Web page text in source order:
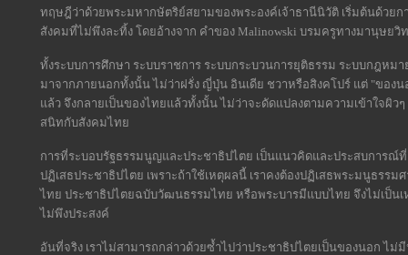
ทฤษฎีว่าด้วยพระมหากษัตริย์สยามของพระองค์เจ้าธานีนิวัติ เริ่มต้นด้วย
สังคมที่ไม่พึงละทิ้ง โดยอ้างจาก คำของ Malinowski บรมครูทางมานุษย
ทั้งระบบการศึกษา ระบบราชการ ระบบกระบวนการยุติธรรม ระบบกฎหม
มาจากภายนอกทั้งนั้น ไม่ว่าฝรั่ง ญี่ปุ่น อินเดีย ชวาหรือสิงคโปร์ แต่ "ของ
แล้ว จึงกลายเป็นของไทยแล้วทั้งนั้น ไม่ว่าจะดัดแปลงตามความเข้าใจผิว
สนิทกับสังคมไทย
การที่ระบอบรัฐธรรมนูญและประชาธิปไตย เป็นแนวคิดและประสบการณ์
ปฏิเสธประชาธิปไตย เพราะถ้าใช้เหตุผลนี้ เราคงต้องปฏิเสธพระมนูธร
ไทย ประชาธิปไตยฉบับวัฒนธรรมไทย หรือพระบารมีแบบไทย จึงไม่เป็นเ
ไม่พึงประสงค์
อันที่จริง เราไม่สามารถกล่าวด้วยซ้ำไปว่าประชาธิปไตยเป็นของนอก ไ